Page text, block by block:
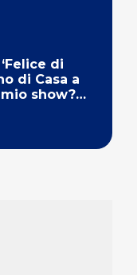
di
di Casa a
show?